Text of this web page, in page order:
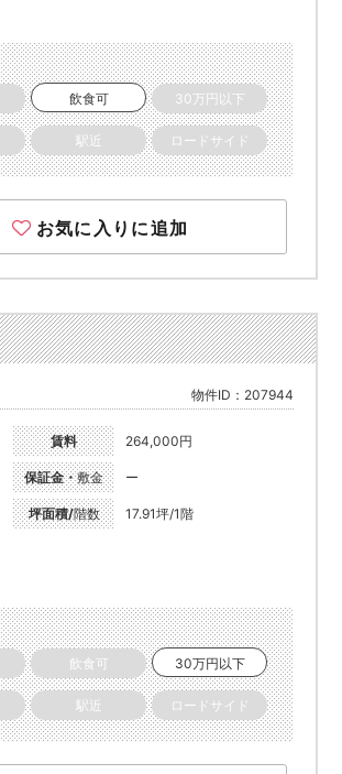
飲食可 30万円以下
駅近 ロードサイド
お気に入りに追加
物件ID：207944
賃料 264,000円
保証金・敷金 ー
坪面積/階数 17.91坪/1階
飲食可 30万円以下
駅近 ロードサイド